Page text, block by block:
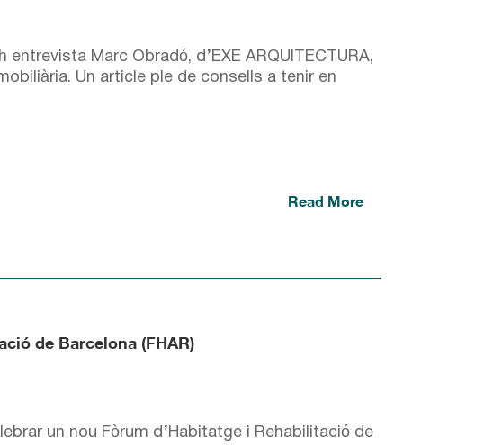
Marc Obradó, d’EXE ARQUITECTURA,
Un article ple de consells a tenir en
Read More
de Barcelona (FHAR)
un nou Fòrum d’Habitatge i Rehabilitació de